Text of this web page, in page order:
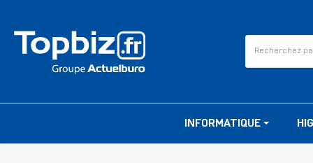
INFORMATIQUE